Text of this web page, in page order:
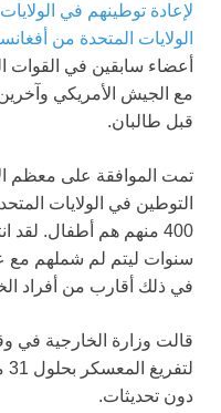
لإعادة توطينهم في
الولايات المتحدة من
أعضاء سابقين في القوات
مع الجيش الأمريكي
قبل طالبان.
تمت الموافقة على معظم
التوطين في الولايات
400 منهم هم أطفال. لقد
سنوات ليتم لم شملهم مع
في ذلك أقارب من أفراد
قالت وزارة الخارجية في
دون تحديثات.